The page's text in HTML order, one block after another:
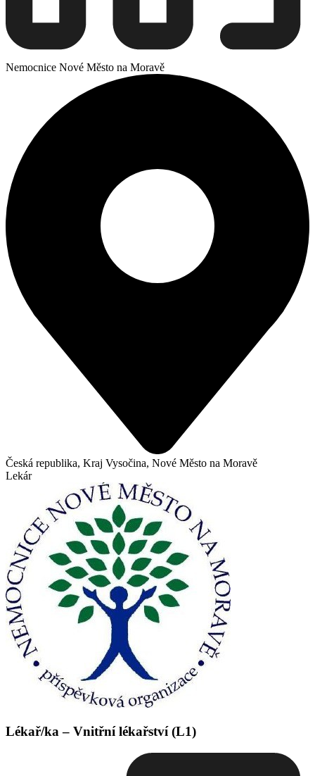
Nemocnice Nové Město na Moravě
Česká republika, Kraj Vysočina, Nové Město na Moravě
Lekár
Lékař/ka – Vnitřní lékařství (L1)